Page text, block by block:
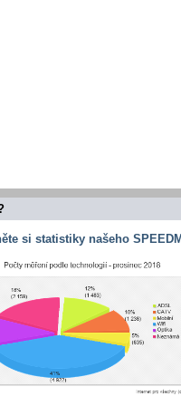
si statistiky našeho